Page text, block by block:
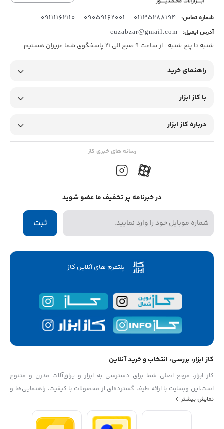
شماره تماس: 01135288194 - 09059162001 - 09111162110
آدرس ایمیل: cuzabzar@gmail.com
شنبه تا پنج شنبه ، از ساعت 9 صبح الی 21 پاسخگوی شما عزیزان هستیم.
راهنمای خرید
با کاز ابزار
درباره کاز ابزار
رسانه های خبری کاز
در خبرنامه پر تخفیف ما عضو شوید
ثبت
پلتفرم های آنلاین کاز
کاز ابزار، بررسی، انتخاب و خرید آنلاین
کاز ابزار، مرجع اصلی شما برای دسترسی به ابزار و یراق‌آلات مدرن و متنوع
است،این وبسایت با ارائه طیف گسترده‌ای از محصولات با کیفیت، راهنمایی‌ها و
اطلاعات مفید، به شما کمک می‌کند تا بهترین انتخاب‌ها را برای پروژه‌های خود
داشته باشید از دستگیره‌های شیک تا ابزارهای حرفه‌ای، کاز ابزار به نیازهای شما
نمایش بیشتر